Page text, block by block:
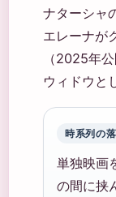
ナターシャ
エレーナが
（2025年
ウィドウと
時系列の
単独映画
の間に挟